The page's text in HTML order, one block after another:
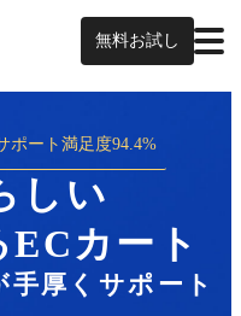
無料お試し
ポート満足度94.4%
しい
カート
厚くサポート